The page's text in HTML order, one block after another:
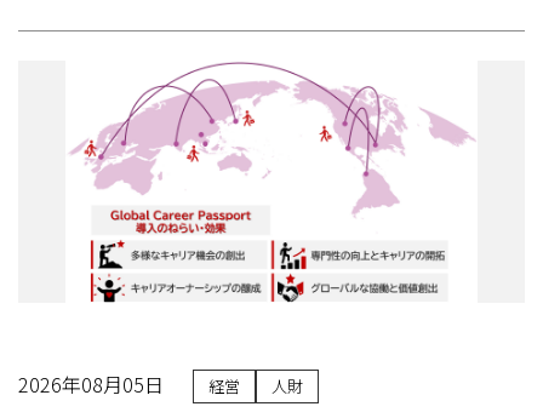
2026年08月05日 経営 人財